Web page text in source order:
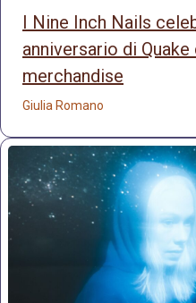
I Nine Inch Nails
anniversario di Quake
merchandise
Giulia Romano